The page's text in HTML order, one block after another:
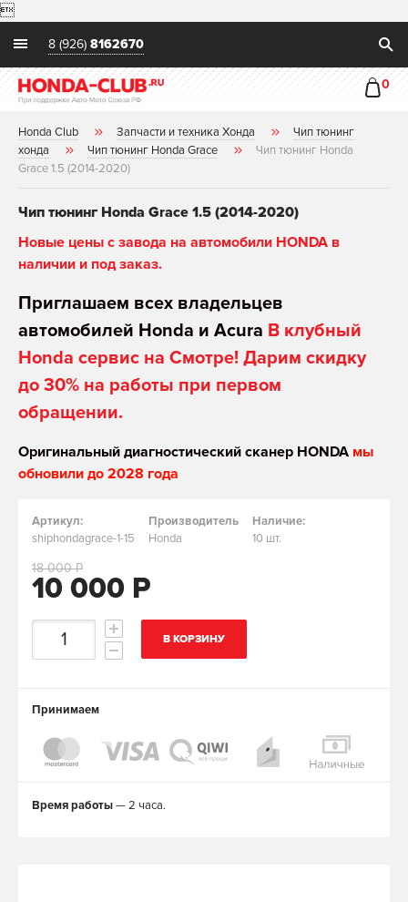

8 (926) 8162670
0
Honda Club Запчасти и техника Хонда
Чип тюнинг
хонда
Чип тюнинг Honda Grace
Чип тюнинг Honda
Grace 1.5 (2014-2020)
Чип тюнинг Honda Grace 1.5 (2014-2020)
Новые цены с завода на автомобили HONDA в
наличии и под заказ.
Приглашаем всех владельцев
автомобилей Honda и Acura В клубный
Honda сервис на Смотре! Дарим скидку
до 30% на работы при первом
обращении.
Оригинальный диагностический сканер HONDA мы
обновили до 2028 года
Артикул:
shiphondagrace-1-15
Производитель
Honda
Наличие:
10 шт.
10 000 Р
18 000 Р
В КОРЗИНУ
Принимаем
Время работы— 2 часа.